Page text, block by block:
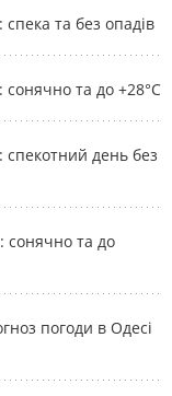
та без опадів
сонячно та до +28°С
спекотний день без
сонячно та до
погоди в Одесі